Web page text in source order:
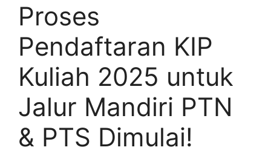
Proses
Pendaftaran KIP
Kuliah 2025 untuk
Jalur Mandiri PTN
& PTS Dimulai!